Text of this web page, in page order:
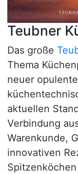
Teubner
Das große
Thema
neuer
aktuellen
Verbindung
Warenkunde,
innovativen